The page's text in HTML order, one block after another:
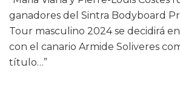
ganadores del Sintra Bodyboard
Tour masculino 2024 se decidirá
con el canario Armide Soliveres
título…”